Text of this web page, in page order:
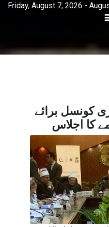
کونسل برائے
کا اجلاس